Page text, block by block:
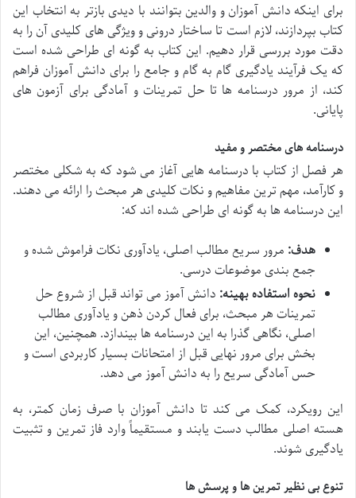
برای اینکه دانش آموزان و والدین بتوانند با دیدی بازتر به انتخاب این
کتاب بپردازند، لازم است تا ساختار درونی و ویژگی های کلیدی آن را به
دقت مورد بررسی قرار دهیم. این کتاب به گونه ای طراحی شده است
که یک فرآیند یادگیری گام به گام و جامع را برای دانش آموزان فراهم
کند، از مرور درسنامه ها تا حل تمرینات و آمادگی برای آزمون های
پایانی.
درسنامه های مختصر و مفید
هر فصل از کتاب با درسنامه هایی آغاز می شود که به شکلی مختصر
و کارآمد، مهم ترین مفاهیم و نکات کلیدی هر مبحث را ارائه می دهند.
این درسنامه ها به گونه ای طراحی شده اند که:
هدف: مرور سریع مطالب اصلی، یادآوری نکات فراموش شده و
جمع بندی موضوعات درسی.
نحوه استفاده بهینه: دانش آموز می تواند قبل از شروع حل
تمرینات هر مبحث، برای فعال کردن ذهن و یادآوری مطالب
اصلی، نگاهی گذرا به این درسنامه ها بیندازد. همچنین، این
بخش برای مرور نهایی قبل از امتحانات بسیار کاربردی است و
حس آمادگی سریع را به دانش آموز می دهد.
این رویکرد، کمک می کند تا دانش آموزان با صرف زمان کمتر، به
هسته اصلی مطالب دست یابند و مستقیماً وارد فاز تمرین و تثبیت
یادگیری شوند.
تنوع بی نظیر تمرین ها و پرسش ها